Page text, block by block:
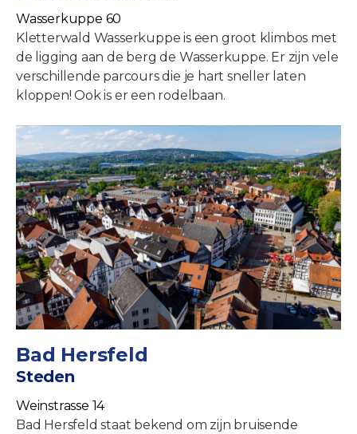
Wasserkuppe 60
Kletterwald Wasserkuppe is een groot klimbos met
de ligging aan de berg de Wasserkuppe. Er zijn vele
verschillende parcours die je hart sneller laten
kloppen! Ook is er een rodelbaan.
Bad Hersfeld
Steden
Weinstrasse 14
Bad Hersfeld staat bekend om zijn bruisende